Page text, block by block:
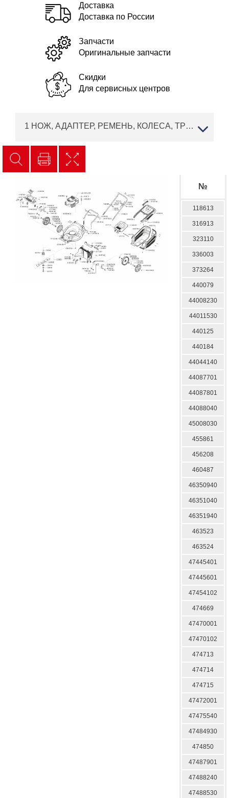
Доставка
Доставка по России
Запчасти
Оригинальные запчасти
Скидки
Для сервисных центров
1 НОЖ, АДАПТЕР, РЕМЕНЬ, КОЛЕСА, ТРОС AL-KO газонокосилка Highline 46.5 P-A Артикул: 119616 с 03/2015 до 03/2016 года
№
118613
316913
323110
336003
373264
440079
44008230
44011530
440125
440184
44044140
44087701
44087801
44088040
45008030
455861
456208
460487
46350940
46351040
46351940
463523
463524
47445401
47445601
47454102
474669
47470001
47470102
474713
474714
474715
47472001
47475540
47484930
474850
47487901
47488240
47488530